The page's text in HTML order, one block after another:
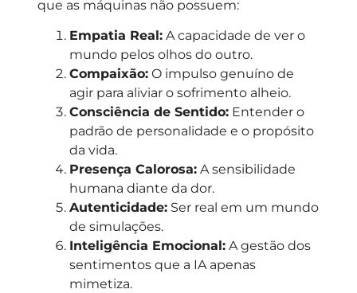
que as máquinas não possuem:
Empatia Real:A capacidade de ver o
mundo pelos olhos do outro.
Compaixão:O impulso genuíno de
agir para aliviar o sofrimento alheio.
Consciência de Sentido:Entender o
padrão de personalidade e o propósito
da vida.
Presença Calorosa:A sensibilidade
humana diante da dor.
Autenticidade:Ser real em um mundo
de simulações.
Inteligência Emocional:A gestão dos
sentimentos que a IA apenas
mimetiza.